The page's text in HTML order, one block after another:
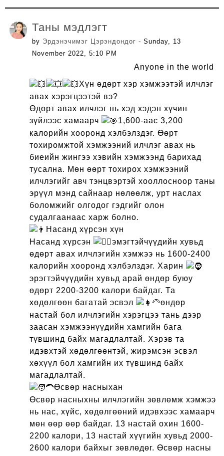
Таны мэдлэгт
by Эрдэнэчимэг Цэрэндондог - Sunday, 13
November 2022, 5:10 PM
Anyone in the world
Хүн өдөрт хэр хэмжээтэй илчлэг
авах хэрэгцээтэй вэ?
Өдөрт авах илчлэг нь хэд хэдэн хүчин
зүйлээс хамаарч
1,600-аас 3,200
калорийн хооронд хэлбэлздэг. Өөрт
тохиромжтой хэмжээний илчлэг авах нь
биеийн жингээ хэвийн хэмжээнд барихад
тусална. Мөн өөрт тохирох хэмжээний
илчлэгийг авч тэнцвэртэй хооллосноор таны
эрүүл мэнд сайнаар нөлөөлж, урт наслах
боломжийг олгодог гэдгийг олон
судалгаанаас харж болно.
Насанд хүрсэн хүн
Насанд хүрсэн
эмэгтэйчүүдийн хувьд
өдөрт авах илчлэгийн хэмжээ нь 1600-2400
калорийн хооронд хэлбэлздэг. Харин
эрэгтэйчүүдийн хувьд арай өндөр буюу
өдөрт 2200-3200 калори байдаг. Та
хөдөлгөөн багатай эсвэл
өндөр
настай бол илчлэгийн хэрэгцээ тань дээр
заасан хэмжээнүүдийн хамгийн бага
түвшинд байх магадлалтай. Хэрэв та
идэвхтэй хөдөлгөөнтэй, жирэмсэн эсвэл
хөхүүл бол хамгийн их түвшинд байх
магадлалтай.
Өсвөр насныхан
Өсвөр насныхны илчлэгийн зөвлөмж хэмжээ
нь нас, хүйс, хөдөлгөөний идэвхээс хамаарч
мөн өөр өөр байдаг. 13 настай охин 1600-
2200 калори, 13 настай хүүгийн хувьд 2000-
2600 калори байхыг зөвлөдөг. Өсвөр насны